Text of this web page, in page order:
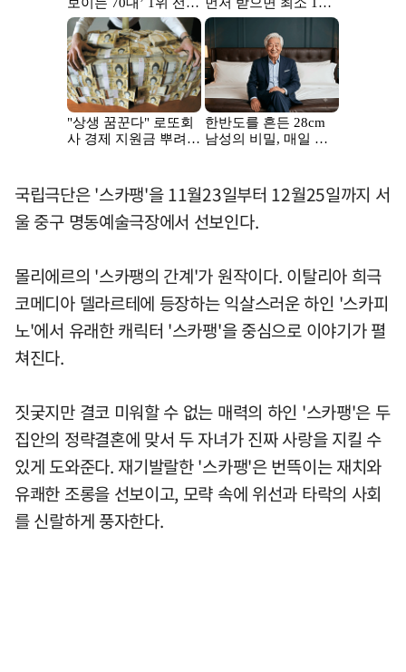
국립극단은 '스카팽'을 11월23일부터 12월25일까지 서
울 중구 명동예술극장에서 선보인다.
몰리에르의 '스카팽의 간계'가 원작이다. 이탈리아 희극
코메디아 델라르테에 등장하는 익살스러운 하인 '스카피
노'에서 유래한 캐릭터 '스카팽'을 중심으로 이야기가 펼
쳐진다.
짓궂지만 결코 미워할 수 없는 매력의 하인 '스카팽'은 두
집안의 정략결혼에 맞서 두 자녀가 진짜 사랑을 지킬 수
있게 도와준다. 재기발랄한 '스카팽'은 번뜩이는 재치와
유쾌한 조롱을 선보이고, 모략 속에 위선과 타락의 사회
를 신랄하게 풍자한다.